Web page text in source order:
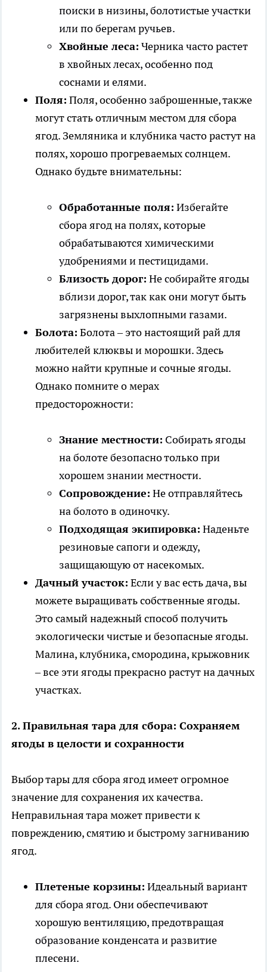
поиски в низины, болотистые участки
или по берегам ручьев.
Хвойные леса: Черника часто растет
в хвойных лесах, особенно под
соснами и елями.
Поля: Поля, особенно заброшенные, также
могут стать отличным местом для сбора
ягод. Земляника и клубника часто растут на
полях, хорошо прогреваемых солнцем.
Однако будьте внимательны:
Обработанные поля: Избегайте
сбора ягод на полях, которые
обрабатываются химическими
удобрениями и пестицидами.
Близость дорог: Не собирайте ягоды
вблизи дорог, так как они могут быть
загрязнены выхлопными газами.
Болота: Болота – это настоящий рай для
любителей клюквы и морошки. Здесь
можно найти крупные и сочные ягоды.
Однако помните о мерах
предосторожности:
Знание местности: Собирать ягоды
на болоте безопасно только при
хорошем знании местности.
Сопровождение: Не отправляйтесь
на болото в одиночку.
Подходящая экипировка: Наденьте
резиновые сапоги и одежду,
защищающую от насекомых.
Дачный участок: Если у вас есть дача, вы
можете выращивать собственные ягоды.
Это самый надежный способ получить
экологически чистые и безопасные ягоды.
Малина, клубника, смородина, крыжовник
– все эти ягоды прекрасно растут на дачных
участках.
2. Правильная тара для сбора: Сохраняем
ягоды в целости и сохранности
Выбор тары для сбора ягод имеет огромное
значение для сохранения их качества.
Неправильная тара может привести к
повреждению, смятию и быстрому загниванию
ягод.
Плетеные корзины: Идеальный вариант
для сбора ягод. Они обеспечивают
хорошую вентиляцию, предотвращая
образование конденсата и развитие
плесени.